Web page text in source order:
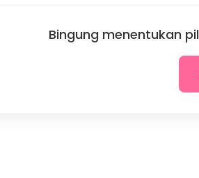
Bingung menentukan